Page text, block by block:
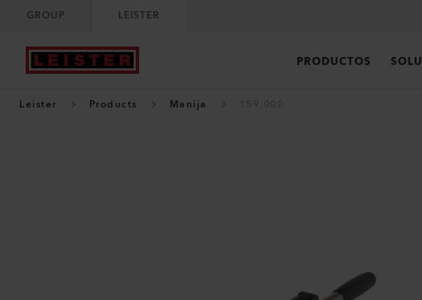
GROUP LEISTER
PRODUCTOS
Leister Products Manija